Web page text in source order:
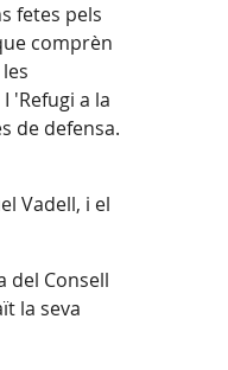
fetes pels
comprèn
'Refugi a la
de defensa.
Vadell, i el
del Consell
la seva